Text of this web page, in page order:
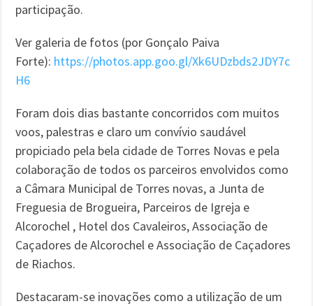
participação.
Ver galeria de fotos (por Gonçalo Paiva
Forte): https://photos.app.goo.gl/Xk6UDzbds2JDY7c
H6
Foram dois dias bastante concorridos com muitos
voos, palestras e claro um convívio saudável
propiciado pela bela cidade de Torres Novas e pela
colaboração de todos os parceiros envolvidos como
a Câmara Municipal de Torres novas, a Junta de
Freguesia de Brogueira, Parceiros de Igreja e
Alcorochel , Hotel dos Cavaleiros, Associação de
Caçadores de Alcorochel e Associação de Caçadores
de Riachos.
Destacaram-se inovações como a utilização de um